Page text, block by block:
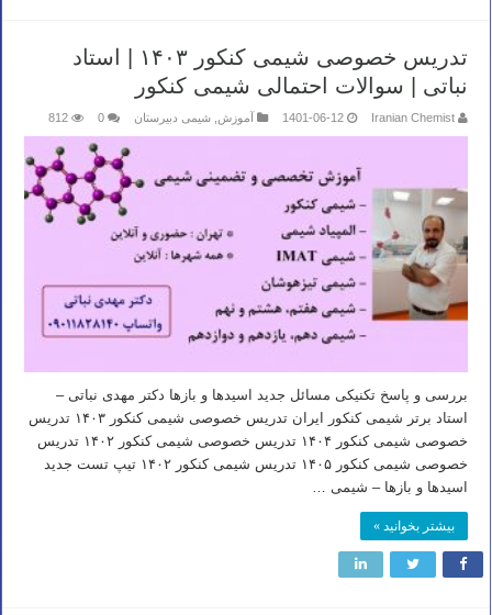
تدریس خصوصی شیمی کنکور ۱۴۰۳ | استاد
نباتی | سوالات احتمالی شیمی کنکور
Iranian Chemist
1401-06-12 آموزش شیمی دبیرستان 0
812
بررسی و پاسخ تکنیکی مسائل جدید اسیدها و بازها دکتر مهدی نباتی –
استاد برتر شیمی کنکور ایران تدریس خصوصی شیمی کنکور ۱۴۰۳ تدریس
خصوصی شیمی کنکور ۱۴۰۴ تدریس خصوصی شیمی کنکور ۱۴۰۲ تدریس
خصوصی شیمی کنکور ۱۴۰۵ تدریس شیمی کنکور ۱۴۰۲ تیپ تست جدید
اسیدها و بازها – شیمی …
بیشتر بخوانید »